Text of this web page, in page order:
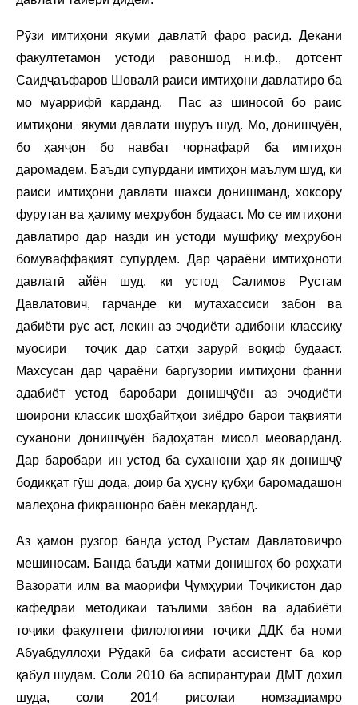
Рӯзи имтиҳони якуми давлатӣ фаро расид. Декани
факултетамон устоди равоншод н.и.ф., дотсент
Саидҷаъфаров Шовалӣ раиси имтиҳони давлатиро ба
мо муаррифӣ карданд. Пас аз шиносоӣ бо раис
имтиҳони якуми давлатӣ шуруъ шуд. Мо, донишҷӯён,
бо ҳаяҷон бо навбат чорнафарӣ ба имтиҳон
даромадем. Баъди супурдани имтиҳон маълум шуд, ки
раиси имтиҳони давлатӣ шахси донишманд, хоксору
фурутан ва ҳалиму меҳрубон будааст. Мо се имтиҳони
давлатиро дар назди ин устоди мушфиқу меҳрубон
бомуваффақият супурдем. Дар ҷараёни имтиҳоноти
давлатӣ айён шуд, ки устод Салимов Рустам
Давлатович, гарчанде ки мутахассиси забон ва
дабиёти рус аст, лекин аз эҷодиёти адибони классику
муосири тоҷик дар сатҳи зарурӣ воқиф будааст.
Махсусан дар ҷараёни баргузории имтиҳони фанни
адабиёт устод баробари донишҷӯён аз эҷодиёти
шоирони классик шоҳбайтҳои зиёдро барои тақвияти
суханони донишҷӯён бадоҳатан мисол меоварданд.
Дар баробари ин устод ба суханони ҳар як донишҷӯ
бодиққат гӯш дода, доир ба ҳусну қубҳи баромадашон
малеҳона фикрашонро баён мекарданд.
Аз ҳамон рӯзгор банда устод Рустам Давлатовичро
мешиносам. Банда баъди хатми донишгоҳ бо роҳхати
Вазорати илм ва маорифи Ҷумҳурии Тоҷикистон дар
кафедраи методикаи таълими забон ва адабиёти
тоҷики факултети филологияи тоҷики ДДК ба номи
Абуабдуллоҳи Рӯдакӣ ба сифати ассистент ба кор
қабул шудам. Соли 2010 ба аспирантураи ДМТ дохил
шуда, соли 2014 рисолаи номзадиамро